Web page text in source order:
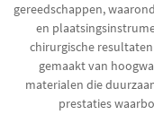
gereedschappen,
en
chirurgische
gemaakt van
materialen die
prestaties